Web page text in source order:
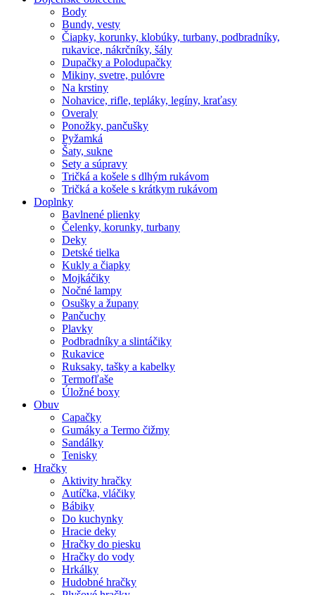
Body
Bundy, vesty
Čiapky, korunky, klobúky, turbany, podbradníky,
rukavice, nákrčníky, šály
Dupačky a Polodupačky
Mikiny, svetre, pulóvre
Na krstiny
Nohavice, rifle, tepláky, legíny, kraťasy
Overaly
Ponožky, pančušky
Pyžamká
Šaty, sukne
Sety a súpravy
Tričká a košele s dlhým rukávom
Tričká a košele s krátkym rukávom
Doplnky
Bavlnené plienky
Čelenky, korunky, turbany
Deky
Detské tielka
Kukly a čiapky
Mojkáčiky
Nočné lampy
Osušky a župany
Pančuchy
Plavky
Podbradníky a slintáčiky
Rukavice
Ruksaky, tašky a kabelky
Termofľaše
Úložné boxy
Obuv
Capačky
Gumáky a Termo čižmy
Sandálky
Tenisky
Hračky
Aktivity hračky
Autíčka, vláčiky
Bábiky
Do kuchynky
Hracie deky
Hračky do piesku
Hračky do vody
Hrkálky
Hudobné hračky